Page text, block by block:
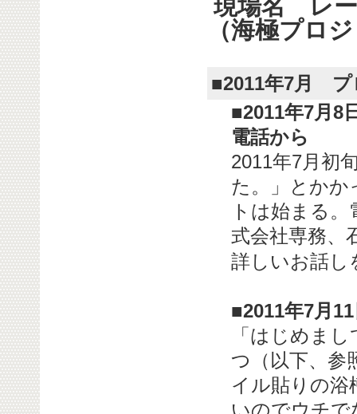
現場名 レー
（海極プロ
■2011年7月 プ
■2011年7月8
電話から
2011年7月初
た。」とかか
トは始まる
式会社専務、
詳しいお話し
■2011年7月
「はじめま
つ（以下、参
イル貼りの浴
いのでウチで